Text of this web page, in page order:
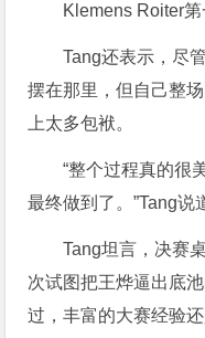
Klemens Roiter
Tang还表示，尽
摆在那里，但自己整
上太多包袱。
“整个过程真的很
最终做到了。”Tang说
Tang坦言，决赛
次试图把王烨逼出底
过，丰富的大赛经验